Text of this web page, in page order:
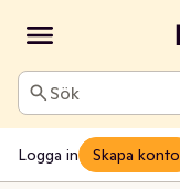
Sök
Logga in Skapa konto